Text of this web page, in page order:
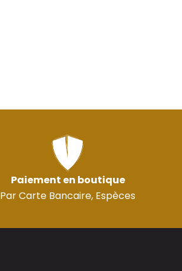
Paiement en boutique
Par Carte Bancaire, Espèces